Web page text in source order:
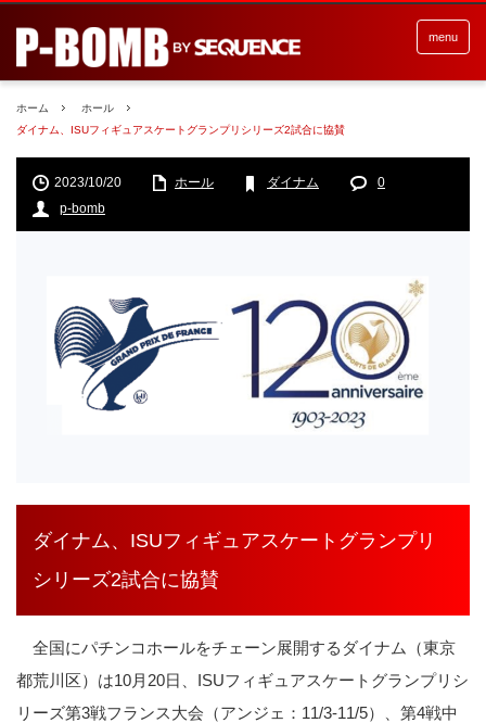
menu
ホーム
ホール
ダイナム、ISUフィギュアスケートグランプリシリーズ2試合に協賛
2023/10/20 ホール ダイナム
0
p-bomb
ダイナム、ISUフィギュアスケートグランプリ
シリーズ2試合に協賛
全国にパチンコホールをチェーン展開するダイナム（東京
都荒川区）は10月20日、ISUフィギュアスケートグランプリシ
リーズ第3戦フランス大会（アンジェ：11/3-11/5）、第4戦中